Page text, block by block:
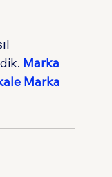
Marka
Marka